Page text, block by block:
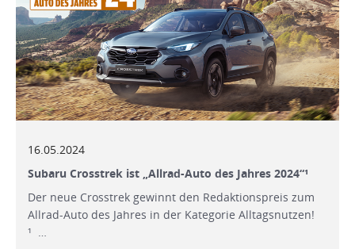
16.05.2024
Subaru Crosstrek ist „Allrad-Auto des Jahres 2024“¹
Der neue Crosstrek gewinnt den Redaktionspreis zum
Allrad-Auto des Jahres in der Kategorie Alltagsnutzen!
¹ …